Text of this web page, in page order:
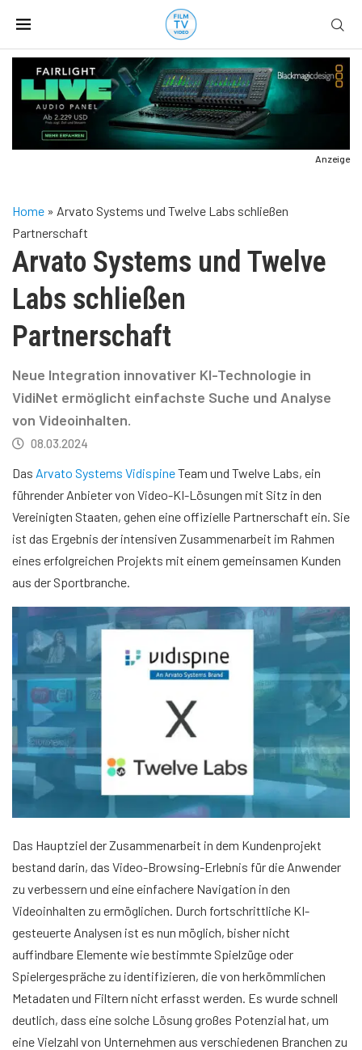
Anzeige
Home » Arvato Systems und Twelve Labs schließen
Partnerschaft
Arvato Systems und Twelve
Labs schließen
Partnerschaft
Neue Integration innovativer KI-Technologie in
VidiNet ermöglicht einfachste Suche und Analyse
von Videoinhalten.
08.03.2024
Das Arvato Systems VidispineTeam und Twelve Labs, ein
führender Anbieter von Video-KI-Lösungen mit Sitz in den
Vereinigten Staaten, gehen eine offizielle Partnerschaft ein. Sie
ist das Ergebnis der intensiven Zusammenarbeit im Rahmen
eines erfolgreichen Projekts mit einem gemeinsamen Kunden
aus der Sportbranche.
Das Hauptziel der Zusammenarbeit in dem Kundenprojekt
bestand darin, das Video-Browsing-Erlebnis für die Anwender
zu verbessern und eine einfachere Navigation in den
Videoinhalten zu ermöglichen. Durch fortschrittliche KI-
gesteuerte Analysen ist es nun möglich, bisher nicht
auffindbare Elemente wie bestimmte Spielzüge oder
Spielergespräche zu identifizieren, die von herkömmlichen
Metadaten und Filtern nicht erfasst werden. Es wurde schnell
deutlich, dass eine solche Lösung großes Potenzial hat, um
eine Vielzahl von Unternehmen aus verschiedenen Branchen zu